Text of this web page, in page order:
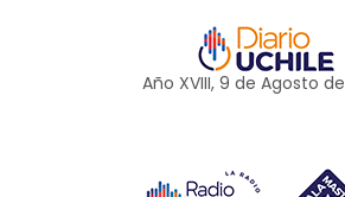
Año XVIII, 9 de Agosto